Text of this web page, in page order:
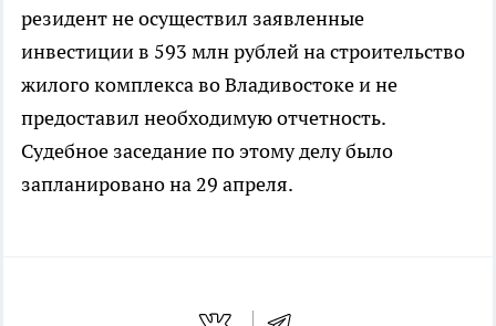
резидент не осуществил заявленные
инвестиции в 593 млн рублей на строительство
жилого комплекса во Владивостоке и не
предоставил необходимую отчетность.
Судебное заседание по этому делу было
запланировано на 29 апреля.